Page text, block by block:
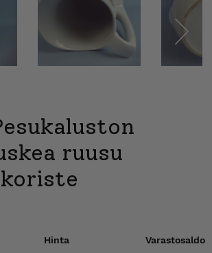
ruusu
Hinta Varastosaldo